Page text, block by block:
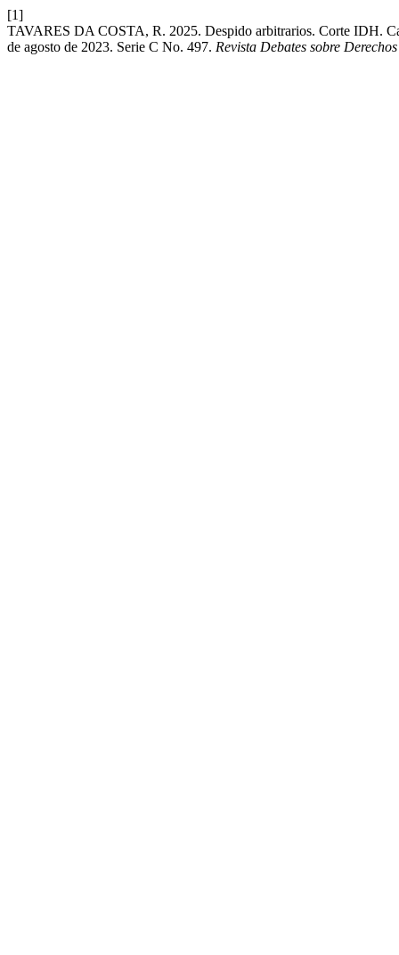
[1]
TAVARES DA COSTA, R. 2025. Despido arbitrarios. Corte IDH.
de agosto de 2023. Serie C No. 497. Revista Debates sobre